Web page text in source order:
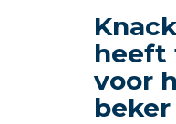
heeft
voor